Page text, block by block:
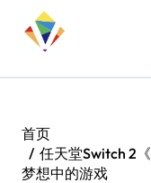
首页
任天堂Switch 2
梦想中的游戏